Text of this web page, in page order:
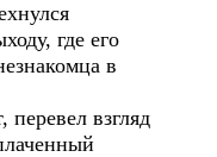
где его
в
перевел взгляд